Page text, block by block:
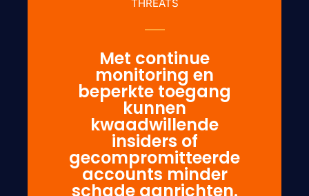
THREATS
Met continue
monitoring en
beperkte toegang
kunnen
kwaadwillende
insiders of
gecompromitteerde
accounts minder
schade aanrichten.